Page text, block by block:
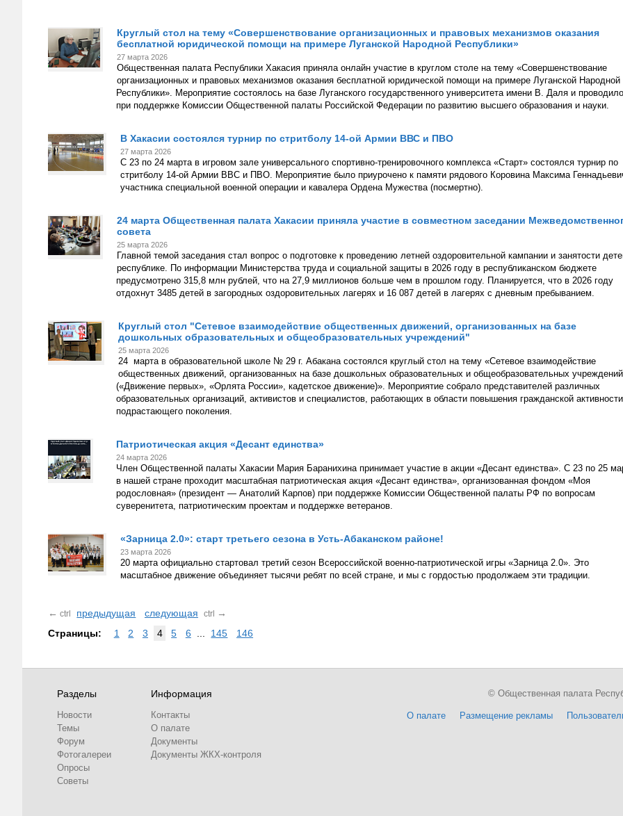
Круглый стол на тему «Совершенствование организационных и правовых механизмов оказания
бесплатной юридической помощи на примере Луганской Народной Республики»
27 марта 2026
Общественная палата Республики Хакасия приняла онлайн участие в круглом столе на тему «Совершенствование
организационных и правовых механизмов оказания бесплатной юридической помощи на примере Луганской Народной
Республики». Мероприятие состоялось на базе Луганского государственного университета имени В. Даля и
при поддержке Комиссии Общественной палаты Российской Федерации по развитию высшего образования и науки.
В Хакасии состоялся турнир по стритболу 14-ой Армии ВВС и ПВО
27 марта 2026
С 23 по 24 марта в игровом зале универсального спортивно-тренировочного комплекса «Старт» состоялся турнир по
стритболу 14-ой Армии ВВС и ПВО. Мероприятие было приурочено к памяти рядового Коровина Максима
участника специальной военной операции и кавалера Ордена Мужества (посмертно).
24 марта Общественная палата Хакасии приняла участие в совместном заседании
совета
25 марта 2026
Главной темой заседания стал вопрос о подготовке к проведению летней оздоровительной кампании и занятости
республике. По информации Министерства труда и социальной защиты в 2026 году в республиканском бюджете
предусмотрено 315,8 млн рублей, что на 27,9 миллионов больше чем в прошлом году. Планируется, что в 2026 году
отдохнут 3485 детей в загородных оздоровительных лагерях и 16 087 детей в лагерях с дневным пребыванием.
Круглый стол "Сетевое взаимодействие общественных движений, организованных на базе
дошкольных образовательных и общеобразовательных учреждений"
25 марта 2026
24 марта в образовательной школе № 29 г. Абакана состоялся круглый стол на тему «Сетевое взаимодействие
общественных движений, организованных на базе дошкольных образовательных и общеобразовательных учреждений
(«Движение первых», «Орлята России», кадетское движение)». Мероприятие собрало представителей различных
образовательных организаций, активистов и специалистов, работающих в области повышения гражданской активности
подрастающего поколения.
Патриотическая акция «Десант единства»
24 марта 2026
Член Общественной палаты Хакасии Мария Баранихина принимает участие в акции «Десант единства». С 23 по 25
в нашей стране проходит масштабная патриотическая акция «Десант единства», организованная фондом «Моя
родословная» (президент — Анатолий Карпов) при поддержке Комиссии Общественной палаты РФ по вопросам
суверенитета, патриотическим проектам и поддержке ветеранов.
«Зарница 2.0»: старт третьего сезона в Усть-Абаканском районе!
23 марта 2026
20 марта официально стартовал третий сезон Всероссийской военно-патриотической игры «Зарница 2.0». Это
масштабное движение объединяет тысячи ребят по всей стране, и мы с гордостью продолжаем эти традиции.
← ctrl предыдущая следующая ctrl
→
Страницы:
1 2 3 4 5 6 145 146
Разделы
Новости
Темы
Форум
Фотогалереи
Опросы
Советы
Информация
Контакты
О палате
Документы
Документы ЖКХ-контроля
О палате Размещение рекламы
© Общественная палата